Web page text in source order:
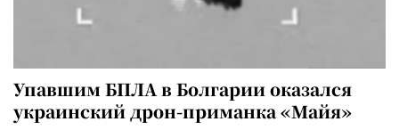
Упавшим БПЛА в Болгарии оказался
украинский дрон-приманка «Майя»